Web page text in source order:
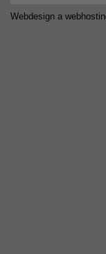
Webdesign a